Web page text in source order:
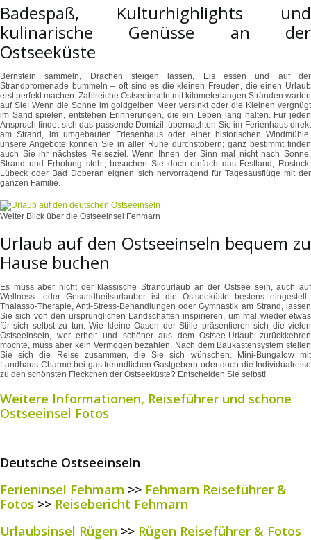
Badespaß, Kulturhighlights und
kulinarische Genüsse an der
Ostseeküste
Bernstein sammeln, Drachen steigen lassen, Eis essen und auf der
Strandpromenade bummeln – oft sind es die kleinen Freuden, die einen Urlaub
erst perfekt machen. Zahlreiche Ostseeinseln mit kilometerlangen Stränden warten
auf Sie! Wenn die Sonne im goldgelben Meer versinkt oder die Kleinen vergnügt
im Sand spielen, entstehen Erinnerungen, die ein Leben lang halten. Für jeden
Anspruch findet sich das passende Domizil, übernachten Sie im Ferienhaus direkt
am Strand, im umgebauten Friesenhaus oder einer historischen Windmühle,
unsere Angebote können Sie in aller Ruhe durchstöbern; ganz bestimmt finden
auch Sie ihr nächstes Reiseziel. Wenn Ihnen der Sinn mal nicht nach Sonne,
Strand und Erholung steht, besuchen Sie doch einfach das Festland, Rostock,
Lübeck oder Bad Doberan eignen sich hervorragend für Tagesausflüge mit der
ganzen Familie.
Weiter Blick über die Ostseeinsel Fehmarn
Urlaub auf den Ostseeinseln bequem zu
Hause buchen
Es muss aber nicht der klassische Strandurlaub an der Ostsee sein, auch auf
Wellness- oder Gesundheitsurlauber ist die Ostseeküste bestens eingestellt.
Thalasso-Therapie, Anti-Stress-Behandlungen oder Gymnastik am Strand, lassen
Sie sich von den ursprünglichen Landschaften inspirieren, um mal wieder etwas
für sich selbst zu tun. Wie kleine Oasen der Stille präsentieren sich die vielen
Ostseeinseln, wer erholt und schöner aus dem Ostsee-Urlaub zurückkehren
möchte, muss aber kein Vermögen bezahlen. Nach dem Baukastensystem stellen
Sie sich die Reise zusammen, die Sie sich wünschen. Mini-Bungalow mit
Landhaus-Charme bei gastfreundlichen Gastgebern oder doch die Individualreise
zu den schönsten Fleckchen der Ostseeküste? Entscheiden Sie selbst!
Weitere Informationen, Reiseführer und schöne
Ostseeinsel Fotos
Deutsche Ostseeinseln
Ferieninsel Fehmarn >> Fehmarn Reiseführer &
Fotos >> Reisebericht Fehmarn
Urlaubsinsel Rügen >> Rügen Reiseführer & Fotos